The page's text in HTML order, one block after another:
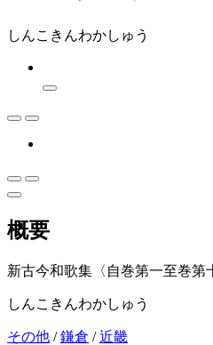
しんこきんわかしゅう
概要
新古今和歌集〈自巻第一至巻第
しんこきんわかしゅう
その他 /鎌倉 /近畿